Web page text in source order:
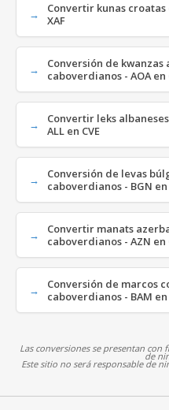
Convertir kunas croatas
XAF
Conversión de kwanzas
caboverdianos - AOA en
Convertir leks
ALL en CVE
Conversión de levas
caboverdianos - BGN en
Convertir manats
caboverdianos - AZN en
Conversión de marcos
caboverdianos - BAM en
Las conversiones se presentan
de
Este sitio no será responsable de